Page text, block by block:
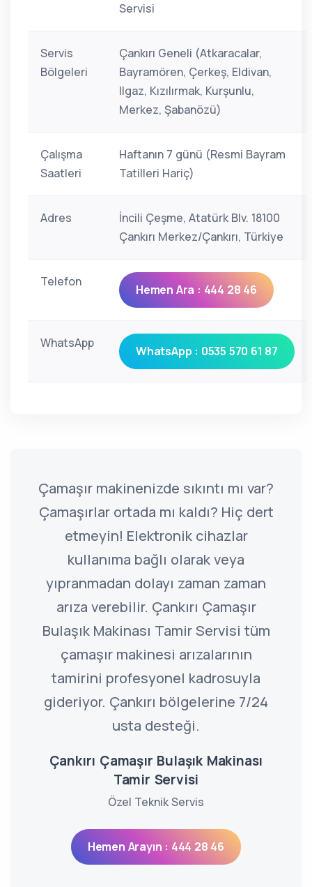
Servisi
Servis
Bölgeleri
Çankırı Geneli (Atkaracalar,
Bayramören, Çerkeş, Eldivan,
Ilgaz, Kızılırmak, Kurşunlu,
Merkez, Şabanözü)
Çalışma
Saatleri
Haftanın 7 günü (Resmi Bayram
Tatilleri Hariç)
Adres
İncili Çeşme, Atatürk Blv. 18100
Çankırı Merkez/Çankırı, Türkiye
Telefon
Hemen Ara : 444 28 46
WhatsApp
WhatsApp : 0535 570 61 87
Çamaşır makinenizde sıkıntı mı var?
Çamaşırlar ortada mı kaldı? Hiç dert
etmeyin! Elektronik cihazlar
kullanıma bağlı olarak veya
yıpranmadan dolayı zaman zaman
arıza verebilir. Çankırı Çamaşır
Bulaşık Makinası Tamir Servisi tüm
çamaşır makinesi arızalarının
tamirini profesyonel kadrosuyla
gideriyor. Çankırı bölgelerine 7/24
usta desteği.
Çankırı Çamaşır Bulaşık Makinası
Tamir Servisi
Özel Teknik Servis
Hemen Arayın : 444 28 46